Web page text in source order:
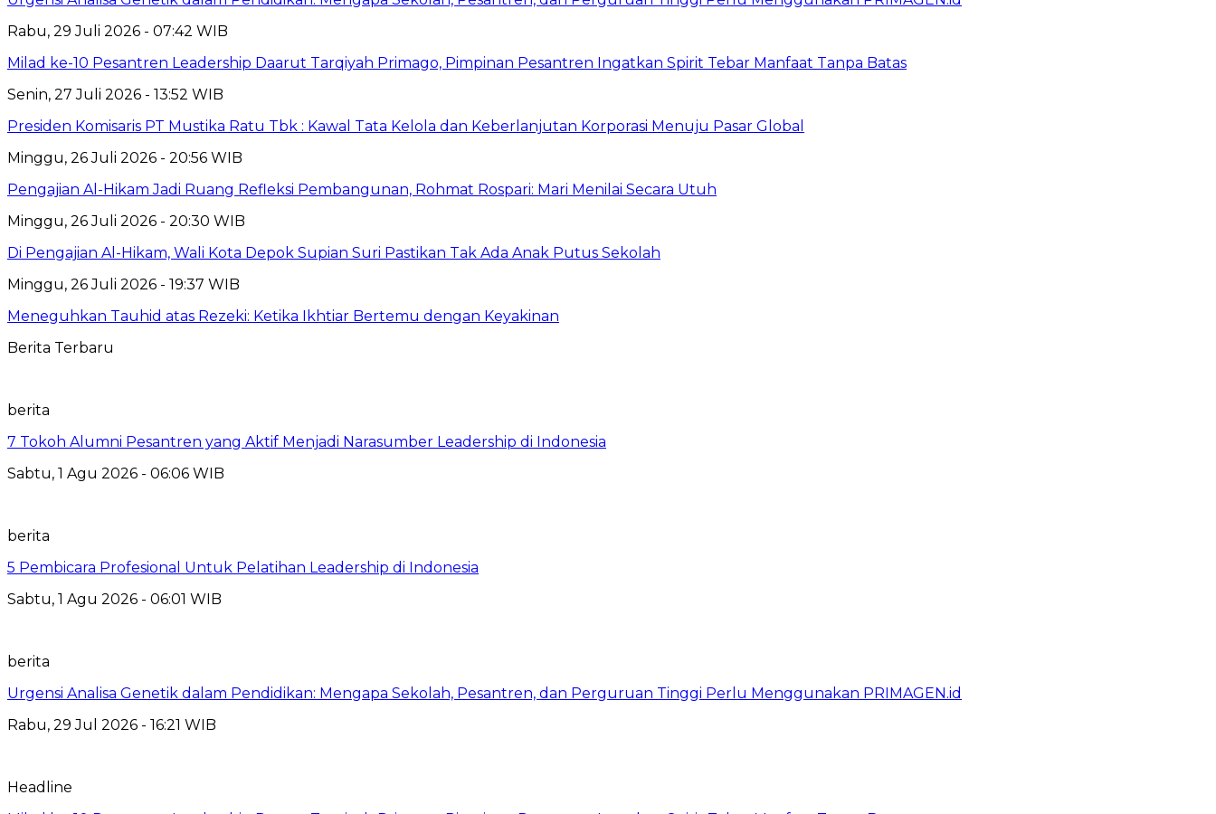
Rabu, 29 Juli 2026 - 07:42 WIB
Milad ke-10 Pesantren Leadership Daarut Tarqiyah Primago, Pimpinan Pesantren Ingatkan Spirit Tebar Manfaat Tanpa Batas
Senin, 27 Juli 2026 - 13:52 WIB
Presiden Komisaris PT Mustika Ratu Tbk : Kawal Tata Kelola dan Keberlanjutan Korporasi Menuju Pasar Global
Minggu, 26 Juli 2026 - 20:56 WIB
Pengajian Al-Hikam Jadi Ruang Refleksi Pembangunan, Rohmat Rospari: Mari Menilai Secara Utuh
Minggu, 26 Juli 2026 - 20:30 WIB
Di Pengajian Al-Hikam, Wali Kota Depok Supian Suri Pastikan Tak Ada Anak Putus Sekolah
Minggu, 26 Juli 2026 - 19:37 WIB
Meneguhkan Tauhid atas Rezeki: Ketika Ikhtiar Bertemu dengan Keyakinan
Berita Terbaru
berita
7 Tokoh Alumni Pesantren yang Aktif Menjadi Narasumber Leadership di Indonesia
Sabtu, 1 Agu 2026 - 06:06 WIB
berita
5 Pembicara Profesional Untuk Pelatihan Leadership di Indonesia
Sabtu, 1 Agu 2026 - 06:01 WIB
berita
Urgensi Analisa Genetik dalam Pendidikan: Mengapa Sekolah, Pesantren, dan Perguruan Tinggi Perlu Menggunakan PRIMAGEN.id
Rabu, 29 Jul 2026 - 16:21 WIB
Headline